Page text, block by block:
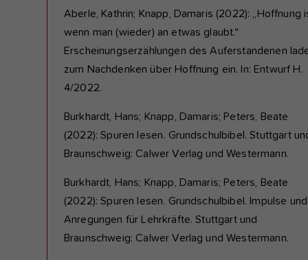
Aberle, Kathrin; Knapp, Damaris (2022): „Hoffnung
wenn man (wieder) an etwas glaubt.“
Erscheinungserzählungen des Auferstandenen
zum Nachdenken über Hoffnung ein. In: Entwurf H.
4/2022.
Burkhardt, Hans; Knapp, Damaris; Peters, Beate
(2022): Spuren lesen. Grundschulbibel. Stuttgart
Braunschweig: Calwer Verlag und Westermann.
Burkhardt, Hans; Knapp, Damaris; Peters, Beate
(2022): Spuren lesen. Grundschulbibel. Impulse und
Anregungen für Lehrkräfte. Stuttgart und
Braunschweig: Calwer Verlag und Westermann.